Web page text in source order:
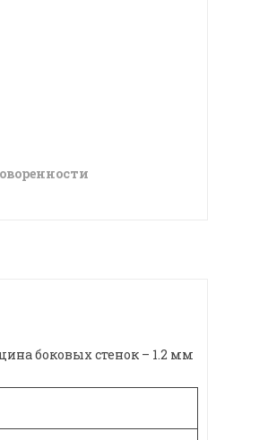
боковых стенок – 1.2 мм